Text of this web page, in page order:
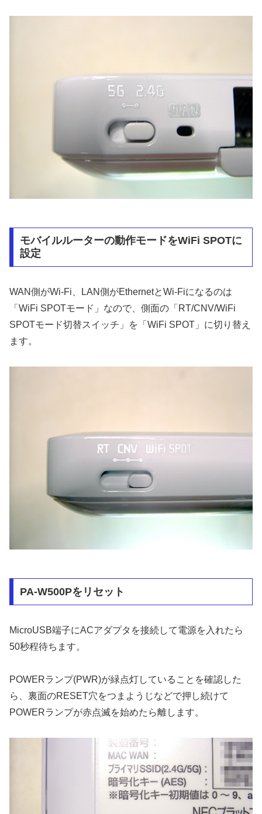
モバイルルーターの動作モードをWiFi SPOTに
設定
WAN側がWi-Fi、LAN側がEthernetとWi-Fiになるのは
「WiFi SPOTモード」なので、側面の「RT/CNV/WiFi
SPOTモード切替スイッチ」を「WiFi SPOT」に切り替え
ます。
PA-W500Pをリセット
MicroUSB端子にACアダプタを接続して電源を入れたら
50秒程待ちます。
POWERランプ(PWR)が緑点灯していることを確認した
ら、裏面のRESET穴をつまようじなどで押し続けて
POWERランプが赤点滅を始めたら離します。